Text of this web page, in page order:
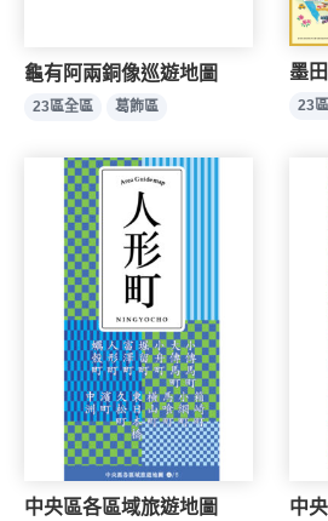
龜有阿兩銅像巡遊地圖
23區全區 葛飾區
墨
23
中央區各區域旅遊地圖
中